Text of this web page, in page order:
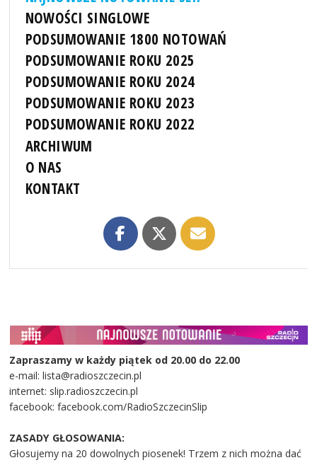
NOWOŚCI SINGLOWE
PODSUMOWANIE 1800 NOTOWAŃ
PODSUMOWANIE ROKU 2025
PODSUMOWANIE ROKU 2024
PODSUMOWANIE ROKU 2023
PODSUMOWANIE ROKU 2022
ARCHIWUM
O NAS
KONTAKT
Zapraszamy w każdy piątek od 20.00 do 22.00
e-mail: lista@radioszczecin.pl
internet: slip.radioszczecin.pl
facebook: facebook.com/RadioSzczecinSlip
ZASADY GŁOSOWANIA:
Głosujemy na 20 dowolnych piosenek! Trzem z nich można dać